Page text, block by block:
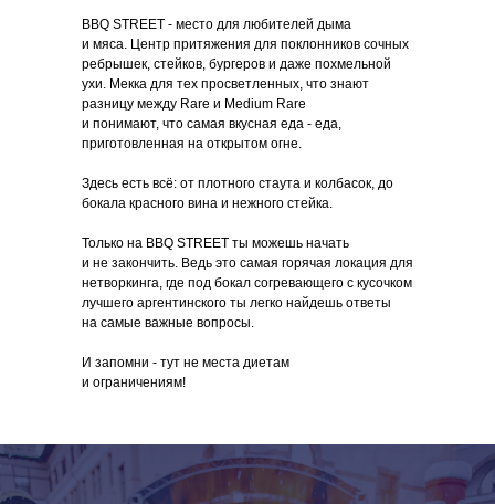
BBQ STREET - место для любителей дыма
и мяса. Центр притяжения для поклонников сочных
ребрышек, стейков, бургеров и даже похмельной
ухи. Мекка для тех просветленных, что знают
разницу между Rare и Medium Rare
и понимают, что самая вкусная еда - еда,
приготовленная на открытом огне.
Здесь есть всё: от плотного стаута и колбасок, до
бокала красного вина и нежного стейка.
Только на BBQ STREET ты можешь начать
и не закончить. Ведь это самая горячая локация для
нетворкинга, где под бокал согревающего с кусочком
лучшего аргентинского ты легко найдешь ответы
на самые важные вопросы.
И запомни - тут не места диетам
и ограничениям!